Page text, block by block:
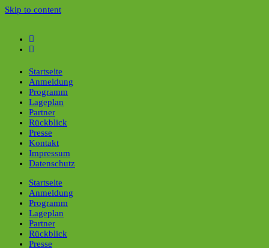
Skip to content
Startseite
Anmeldung
Programm
Lageplan
Partner
Rückblick
Presse
Kontakt
Impressum
Datenschutz
Startseite
Anmeldung
Programm
Lageplan
Partner
Rückblick
Presse